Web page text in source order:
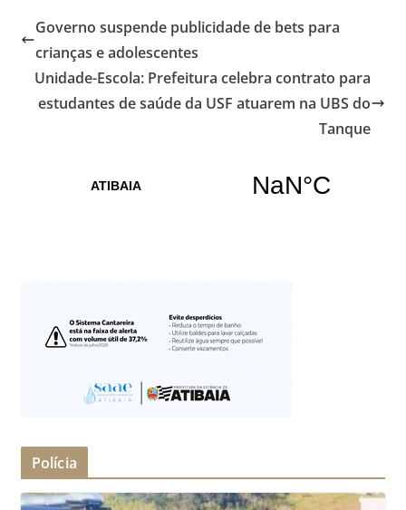
Governo suspende publicidade de bets para
crianças e adolescentes
Unidade-Escola: Prefeitura celebra contrato para
estudantes de saúde da USF atuarem na UBS do
Tanque
Polícia